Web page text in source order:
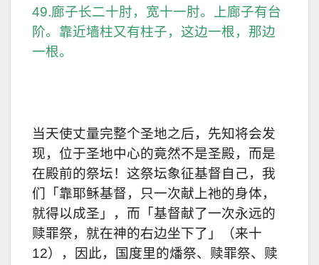
49.廊子长二十肘，宽十一肘。上廊子有台
阶。靠近墙柱又有柱子，这边一根，那边
一根。
当天使丈量完整个圣地之后，先知将会发
现，位于圣地中心的竟然不是圣殿，而是
在殿前的祭坛！这祭坛象征基督自己，我
们「靠耶稣基督，只一次献上祂的身体，
就得以成圣」，而「基督献了一次永远的
赎罪祭，就在神的右边坐下了」（来十
12），因此，国度里的燔祭、赎罪祭、赎